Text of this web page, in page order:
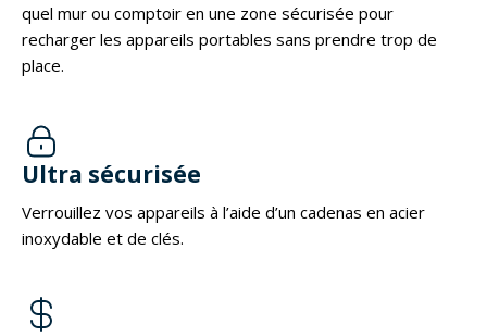
quel mur ou comptoir en une zone sécurisée pour
recharger les appareils portables sans prendre trop de
place.
Ultra sécurisée
Verrouillez vos appareils à l’aide d’un cadenas en acier
inoxydable et de clés.